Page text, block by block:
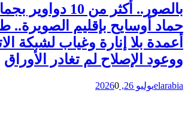
بالصور.. أكثر من 10
حماد أوسايح بإقليم الصويرة..
أعمدة بلا إنارة وغياب لشبكة
ووعود الإصلاح لم تغادر الأوراق
elarabiaيوليو 26, 2026 0